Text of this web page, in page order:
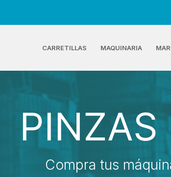
CARRETILLAS MAQUINARIA
PINZAS
Compra tus